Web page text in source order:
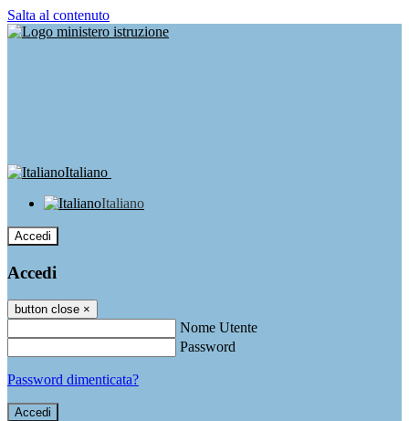
Salta al contenuto
Italiano
Italiano
Accedi
Accedi
button close ×
Nome Utente
Password
Password dimenticata?